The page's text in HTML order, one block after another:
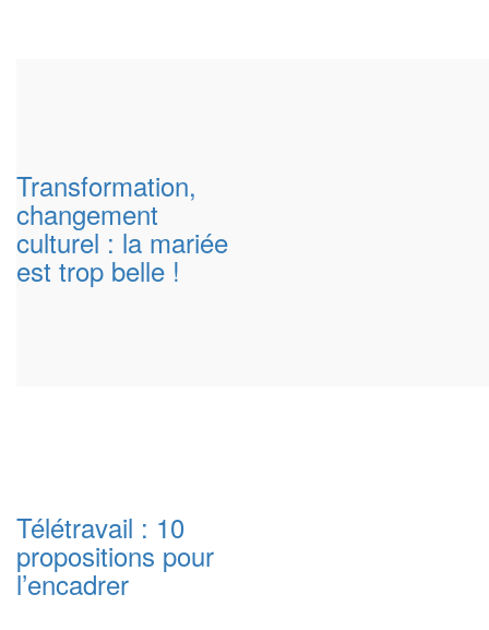
Transformation,
changement
culturel : la mariée
est trop belle !
Télétravail : 10
propositions pour
l’encadrer